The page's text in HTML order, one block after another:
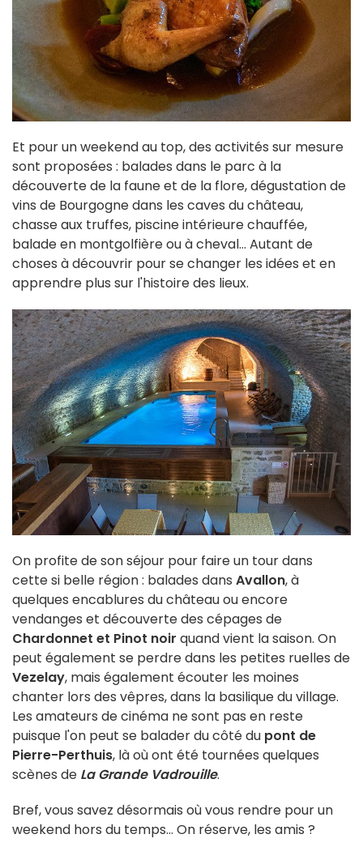
Et pour un weekend au top, des activités sur mesure
sont proposées : balades dans le parc à la
découverte de la faune et de la flore, dégustation de
vins de Bourgogne dans les caves du château,
chasse aux truffes, piscine intérieure chauffée,
balade en montgolfière ou à cheval... Autant de
choses à découvrir pour se changer les idées et en
apprendre plus sur l'histoire des lieux.
On profite de son séjour pour faire un tour dans
cette si belle région : balades dans Avallon, à
quelques encablures du château ou encore
vendanges et découverte des cépages de
Chardonnet et Pinot noir quand vient la saison. On
peut également se perdre dans les petites ruelles de
Vezelay, mais également écouter les moines
chanter lors des vêpres, dans la basilique du village.
Les amateurs de cinéma ne sont pas en reste
puisque l'on peut se balader du côté du pont de
Pierre-Perthuis, là où ont été tournées quelques
scènes de La Grande Vadrouille.
Bref, vous savez désormais où vous rendre pour un
weekend hors du temps... On réserve, les amis ?